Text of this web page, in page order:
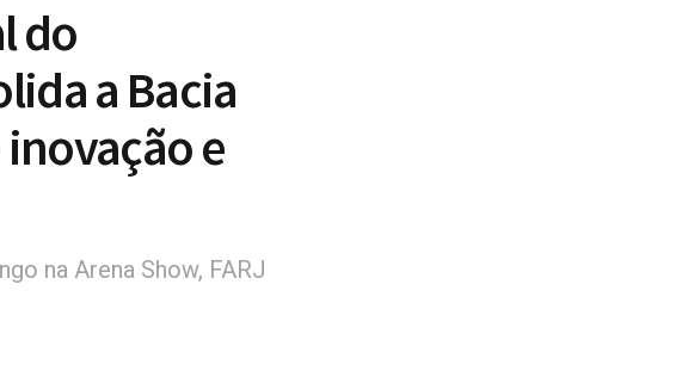
do
a Bacia
e
na Arena Show, FARJ